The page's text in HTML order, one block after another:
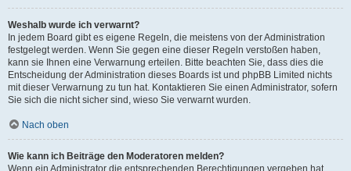
Weshalb wurde ich verwarnt?
In jedem Board gibt es eigene Regeln, die meistens von der Administration
festgelegt werden. Wenn Sie gegen eine dieser Regeln verstoßen haben,
kann sie Ihnen eine Verwarnung erteilen. Bitte beachten Sie, dass dies die
Entscheidung der Administration dieses Boards ist und phpBB Limited nichts
mit dieser Verwarnung zu tun hat. Kontaktieren Sie einen Administrator, sofern
Sie sich die nicht sicher sind, wieso Sie verwarnt wurden.
Nach oben
Wie kann ich Beiträge den Moderatoren melden?
Wenn ein Administrator die entsprechenden Berechtigungen vergeben hat,